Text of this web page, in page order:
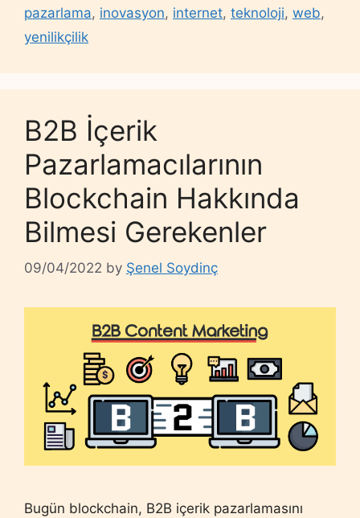
pazarlama, inovasyon, internet, teknoloji, web,
yenilikçilik
B2B İçerik
Pazarlamacılarının
Blockchain Hakkında
Bilmesi Gerekenler
09/04/2022 by Şenel Soydinç
Bugün blockchain, B2B içerik pazarlamasını